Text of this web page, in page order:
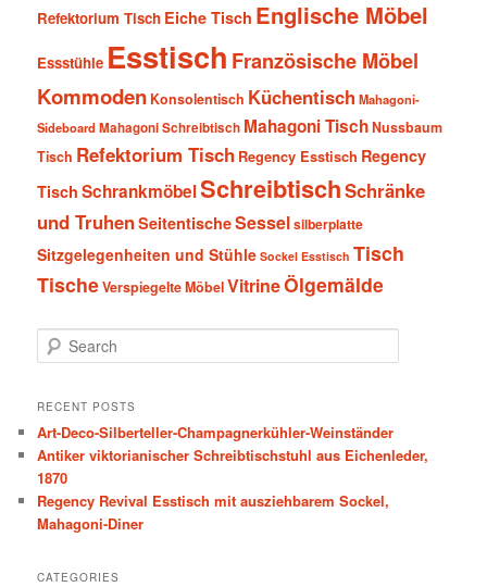
Refektorium Tisch Eiche Tisch Englische Möbel
Essstühle Esstisch Französische Möbel
Kommoden Konsolentisch Küchentisch Mahagoni-
SideboardMahagoni Schreibtisch Mahagoni TischNussbaum
Tisch Refektorium Tisch Regency Esstisch Regency
Tisch SchrankmöbelSchreibtischSchränke
und TruhenSeitentischeSesselsilberplatte
Sitzgelegenheiten und Stühle Sockel Esstisch Tisch
TischeVerspiegelte MöbelVitrineÖlgemälde
e
r
h
RECENT POSTS
Art-Deco-Silberteller-Champagnerkühler-Weinständer
Antiker viktorianischer Schreibtischstuhl aus Eichenleder,
1870
Regency Revival Esstisch mit ausziehbarem Sockel,
Mahagoni-Diner
CATEGORIES